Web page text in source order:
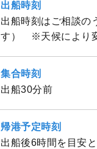
出船時刻
出船時刻はご相談の
す） ※天候により変
集合時刻
出船30分前
帰港予定時刻
出船後6時間を目安